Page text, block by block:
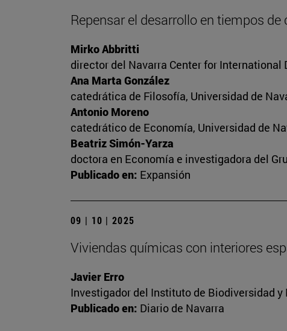
Repensar el desarrollo en tiempos
Mirko Abbritti
director del Navarra Center for International
Ana Marta González
catedrática de Filosofía, Universidad de
Antonio Moreno
catedrático de Economía, Universidad de
Beatriz Simón-Yarza
doctora en Economía e investigadora del
Publicado en: Expansión
09 | 10 | 2025
Viviendas químicas con interiores
Javier Erro
Investigador del Instituto de Biodiversidad
Publicado en: Diario de Navarra